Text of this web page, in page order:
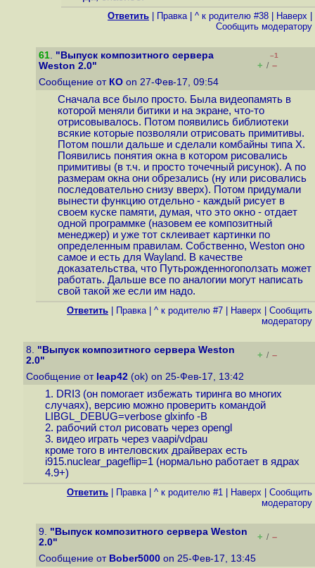
Ответить Правка| ^ к родителю #38 Наверх
Cообщить модератору
61. "Выпуск композитного сервера
Weston 2.0"
–1
+ / –
Сообщение от КО on 27-Фев-17, 09:54
Сначала все было просто. Была видеопамять в
которой меняли битики и на экране, что-то
отрисовывалось. Потом появились библиотеки
всякие которые позволяли отрисовать примитивы.
Потом пошли дальше и сделали комбайны типа X.
Появились понятия окна в котором рисовались
примитивы (в т.ч. и просто точечный рисунок). А по
размерам окна они обрезались (ну или рисовались
последовательно снизу вверх). Потом придумали
вынести функцию отдельно - каждый рисует в
своем куске памяти, думая, что это окно - отдает
одной программке (назовем ее композитный
менеджер) и уже тот склеивает картинки по
определенным правилам. Собственно, Weston оно
самое и есть для Wayland. В качестве
доказательства, что Путьрожденногоползать может
работать. Дальше все по аналогии могут написать
свой такой же если им надо.
Ответить Правка| ^ к родителю #7 Наверх
Cообщить
модератору
8. "Выпуск композитного сервера Weston
2.0"
+ / –
Сообщение от leap42 (ok) on 25-Фев-17, 13:42
1. DRI3 (он помогает избежать тиринга во многих
случаях), версию можно проверить командой
LIBGL_DEBUG=verbose glxinfo -B
2. рабочий стол рисовать через opengl
3. видео играть через vaapi/vdpau
кроме того в интеловских драйверах есть
i915.nuclear_pageflip=1 (нормально работает в ядрах
4.9+)
Ответить Правка| ^ к родителю #1 Наверх
Cообщить
модератору
9. "Выпуск композитного сервера Weston
2.0"
+ / –
Сообщение от Bober5000 on 25-Фев-17, 13:45